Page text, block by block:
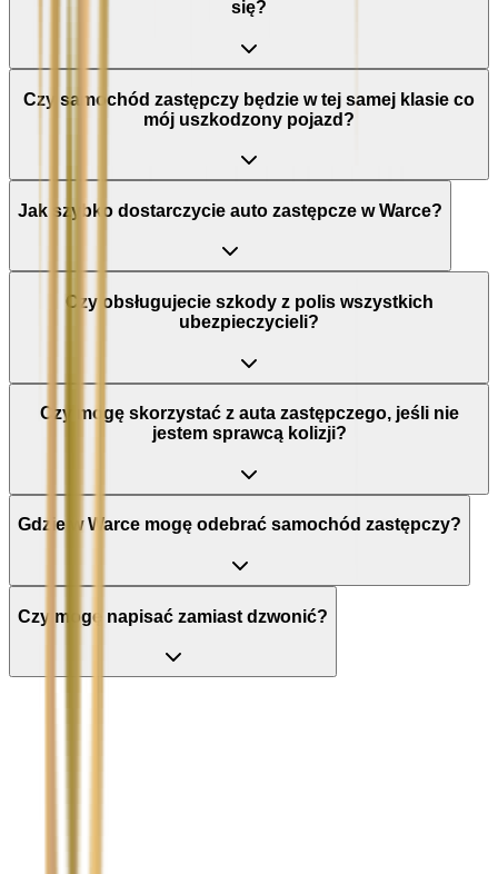
się?
Czy samochód zastępczy będzie w tej samej klasie co
mój uszkodzony pojazd?
Jak szybko dostarczycie auto zastępcze w Warce?
Czy obsługujecie szkody z polis wszystkich
ubezpieczycieli?
Czy mogę skorzystać z auta zastępczego, jeśli nie
jestem sprawcą kolizji?
Gdzie w Warce mogę odebrać samochód zastępczy?
Czy mogę napisać zamiast dzwonić?